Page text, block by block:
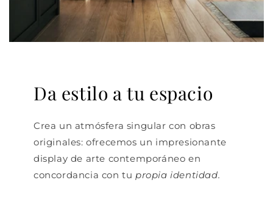
Da estilo a tu espacio
Crea un atmósfera singular con obras
originales: ofrecemos un impresionante
display de arte contemporáneo en
concordancia con tu propia identidad.